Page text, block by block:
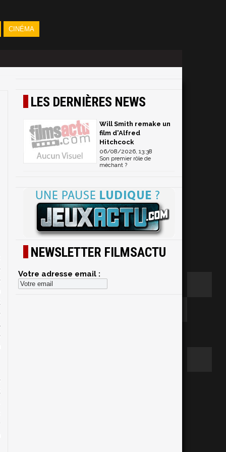
CINÉMA
LES DERNIÈRES NEWS
Will Smith remake un
film d'Alfred
Hitchcock
06/08/2026, 13:38
Son premier rôle de
méchant ?
NEWSLETTER FILMSACTU
Votre adresse email :